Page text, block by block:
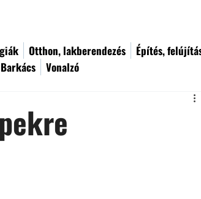
Otthon, lakberendezés Építés,
Barkács Vonalzó